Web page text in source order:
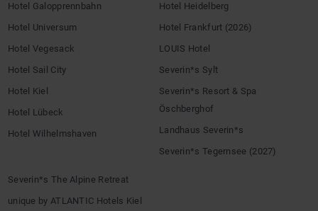
Hotel Galopprennbahn
Hotel Universum
Hotel Vegesack
Hotel Sail City
Hotel Kiel
Hotel Lübeck
Hotel Wilhelmshaven
Hotel Heidelberg
Hotel Frankfurt (2026)
LOUIS Hotel
Severin*s Sylt
Severin*s Resort & Spa
Öschberghof
Landhaus Severin*s
Severin*s Tegernsee (2027)
Severin*s The Alpine Retreat
unique by ATLANTIC Hotels Kiel